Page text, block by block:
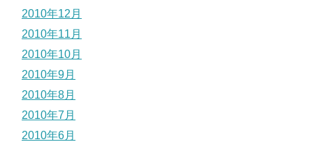
2010年12月
2010年11月
2010年10月
2010年9月
2010年8月
2010年7月
2010年6月